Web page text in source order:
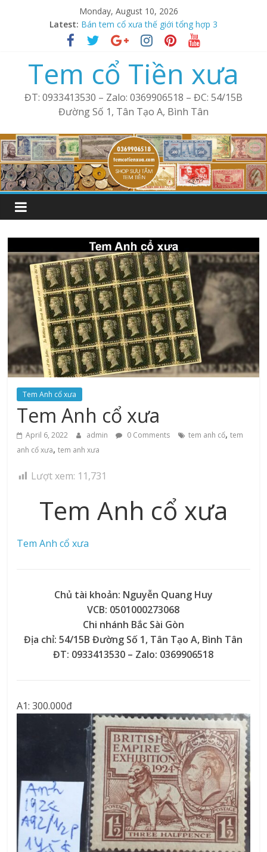
Monday, August 10, 2026
Latest: Tem xưa thế giới tổng hợp 2
Bán tem cổ xưa thế giới tổng hợp 3
Bán tem xưa cổ thế giới tổng hợp 4
Phong bì Mỹ cổ – Tem xưa
Tem cổ thế giới tổng hợp 1
Tem cổ Tiền xưa
ĐT: 0933413530 – Zalo: 0369906518 – ĐC: 54/15B
Đường Số 1, Tân Tạo A, Bình Tân
Tem Anh cổ xưa
Tem Anh cổ xưa
April 6, 2022 admin 0 Comments tem anh cổ,tem
anh cổ xưa,tem anh xưa
Lượt xem: 11,731
Tem Anh cổ xưa
Tem Anh cổ xưa
Chủ tài khoản: Nguyễn Quang Huy
VCB: 0501000273068
Chi nhánh Bắc Sài Gòn
Địa chỉ: 54/15B Đường Số 1, Tân Tạo A, Bình Tân
ĐT: 0933413530 – Zalo: 0369906518
A1: 300.000đ